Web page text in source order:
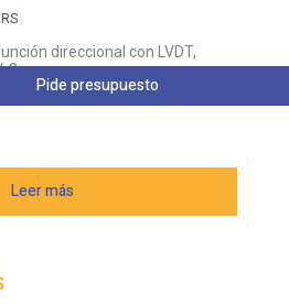
direccional con LVDT,
3
Leer más
Pide presupuesto